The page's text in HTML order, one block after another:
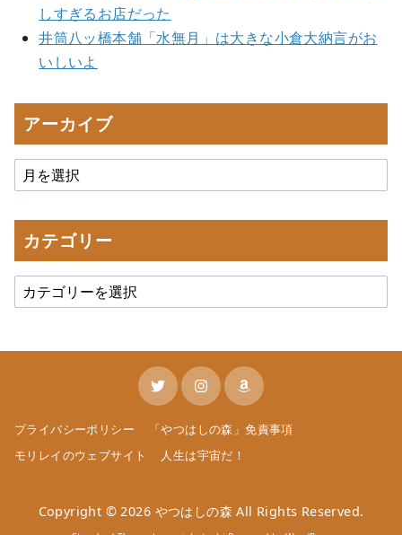
しすぎるお店だった
井筒八ッ橋本舗「水無月」は大きな小倉大納言がお
いしいよ
アーカイブ
カテゴリー
プライバシーポリシー
「やつはしの森」免責事項
モリレイのウェブサイト
人生は宇宙だ！
Copyright © 2026 やつはしの森 All Rights Reserved.